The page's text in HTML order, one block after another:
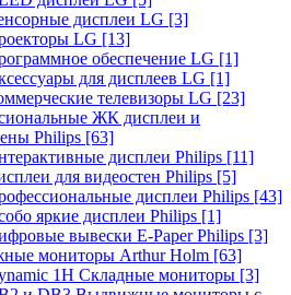
дисплеи LG [3]
LG [13]
обеспечение LG [1]
для дисплеев LG [1]
телевизоры LG [23]
ЖК дисплеи и
Philips [63]
дисплеи Philips [11]
для видеостен Philips [5]
дисплеи Philips [43]
яркие дисплеи Philips [1]
вывески E-Paper Philips [3]
мониторы Arthur Holm [63]
1Н Складные мониторы [3]